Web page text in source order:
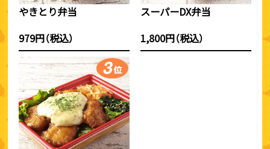
やきとり弁当
979円（税込）
スーパーDX弁当
1,800円（税込）